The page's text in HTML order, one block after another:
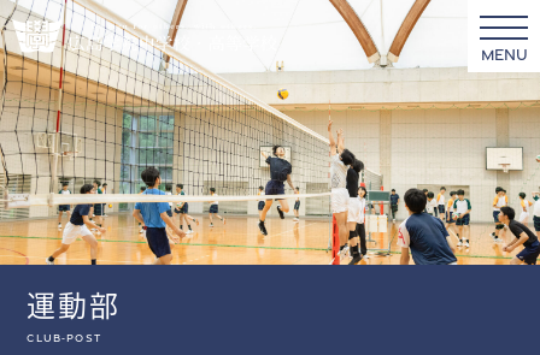
MENU
運動部
club-post